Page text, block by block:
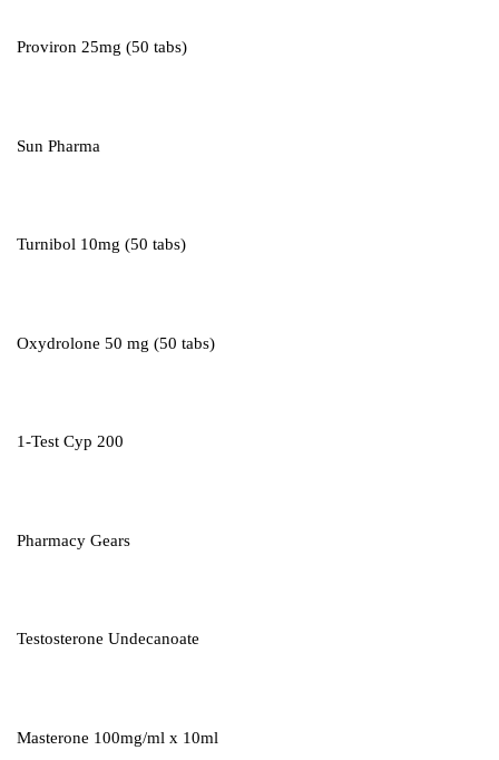
Proviron 25mg (50 tabs)
Sun Pharma
Turnibol 10mg (50 tabs)
Oxydrolone 50 mg (50 tabs)
1-Test Cyp 200
Pharmacy Gears
Testosterone Undecanoate
Masterone 100mg/ml x 10ml